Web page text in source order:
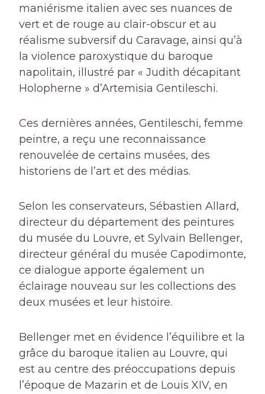
maniérisme italien avec ses nuances de
vert et de rouge au clair-obscur et au
réalisme subversif du Caravage, ainsi qu’à
la violence paroxystique du baroque
napolitain, illustré par « Judith décapitant
Holopherne » d’Artemisia Gentileschi.
Ces dernières années, Gentileschi, femme
peintre, a reçu une reconnaissance
renouvelée de certains musées, des
historiens de l’art et des médias.
Selon les conservateurs, Sébastien Allard,
directeur du département des peintures
du musée du Louvre, et Sylvain Bellenger,
directeur général du musée Capodimonte,
ce dialogue apporte également un
éclairage nouveau sur les collections des
deux musées et leur histoire.
Bellenger met en évidence l’équilibre et la
grâce du baroque italien au Louvre, qui
est au centre des préoccupations depuis
l’époque de Mazarin et de Louis XIV, en